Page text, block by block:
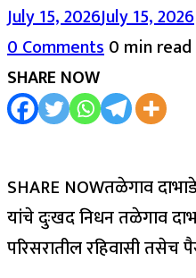
July 15, 2026July 15, 2026
0 Comments0 min read
SHARE NOW
SHARE NOWतळेगाव दाभाडे
यांचे दुःखद निधन तळेगाव
परिसरातील रहिवासी तसेच